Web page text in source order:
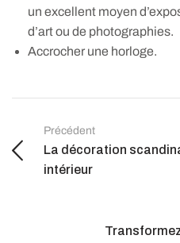
un excellent moyen
d’art ou de photographies.
Accrocher une horloge.
Précédent
La décoration
intérieur